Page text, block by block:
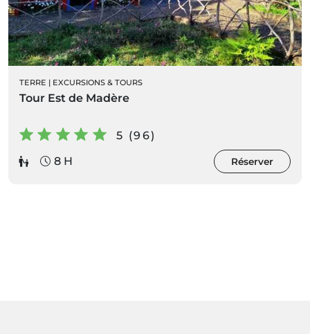
TERRE | EXCURSIONS & TOURS
Tour Est de Madère
5 (96)
8 H
Réserver